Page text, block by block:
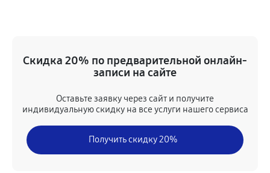
Замена Wi-Fi телефона Samsung Galaxy A40
60 минут
Ремонт цепи питания телефона Samsung Galaxy A40
1980 руб 60 минут
Скидка 20% по предварительной онлайн-
записи на сайте
Оставьте заявку через сайт и получите
индивидуальную скидку на все услуги нашего сервиса
Получить скидку 20%